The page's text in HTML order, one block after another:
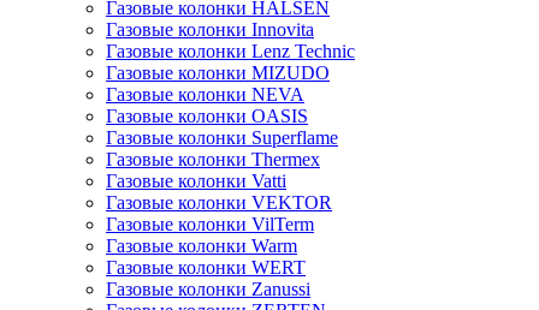
Газовые колонки HALSEN
Газовые колонки Innovita
Газовые колонки Lenz Technic
Газовые колонки MIZUDO
Газовые колонки NEVA
Газовые колонки OASIS
Газовые колонки Superflame
Газовые колонки Thermex
Газовые колонки Vatti
Газовые колонки VEKTOR
Газовые колонки VilTerm
Газовые колонки Warm
Газовые колонки WERT
Газовые колонки Zanussi